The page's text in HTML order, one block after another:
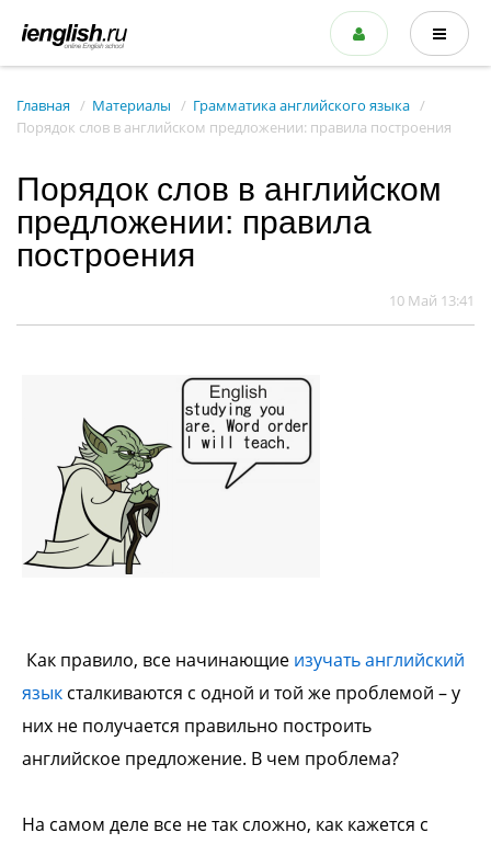
Главная Материалы
Грамматика английского языка
Порядок слов в английском предложении: правила построения
Порядок слов в английском
предложении: правила
построения
10 Май 13:41
Как правило, все начинающие изучать английский
язык сталкиваются с одной и той же проблемой – у
них не получается правильно построить
английское предложение. В чем проблема?
На самом деле все не так сложно, как кажется с